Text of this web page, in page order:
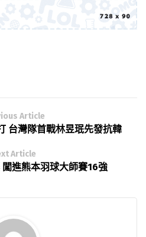
Article
台灣隊首戰林昱珉先發抗韓
Article
進熊本羽球大師賽16強